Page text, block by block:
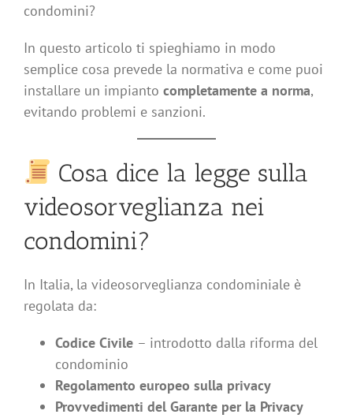
condomini?
In questo articolo ti spieghiamo in modo
semplice cosa prevede la normativa e come puoi
installare un impianto completamente a norma,
evitando problemi e sanzioni.
Cosa dice la legge sulla
videosorveglianza nei
condomini?
In Italia, la videosorveglianza condominiale è
regolata da:
Codice Civile – introdotto dalla riforma del
condominio
Regolamento europeo sulla privacy
Provvedimenti del Garante per la Privacy